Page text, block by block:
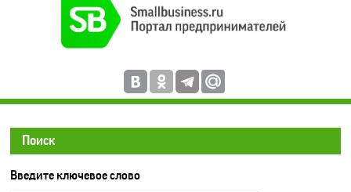
Поиск
Введите ключевое слово